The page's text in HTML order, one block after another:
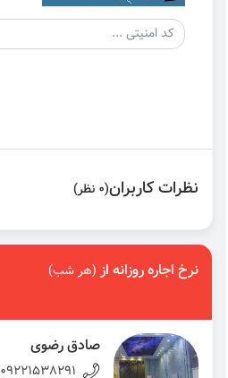
نظرات کاربران(0 نظر)
نرخ اجاره روزانه از(هر شب)
صادق رضوی
09221538291